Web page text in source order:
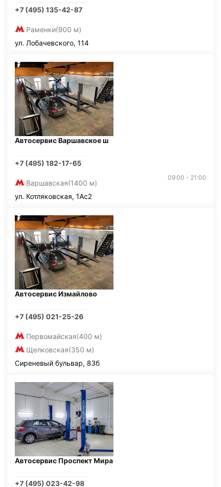
+7 (495) 135-42-87
Раменки(900 м)
ул. Лобачевского, 114
Автосервис Варшавское ш
+7 (495) 182-17-65
Варшавская(1400 м)
09:00 - 21:00
ул. Котляковская, 1Ас2
Автосервис Измайлово
+7 (495) 021-25-26
Первомайская(400 м)
Щелковская(350 м)
Сиреневый бульвар, 83б
Автосервис Проспект Мира
+7 (495) 023-42-98